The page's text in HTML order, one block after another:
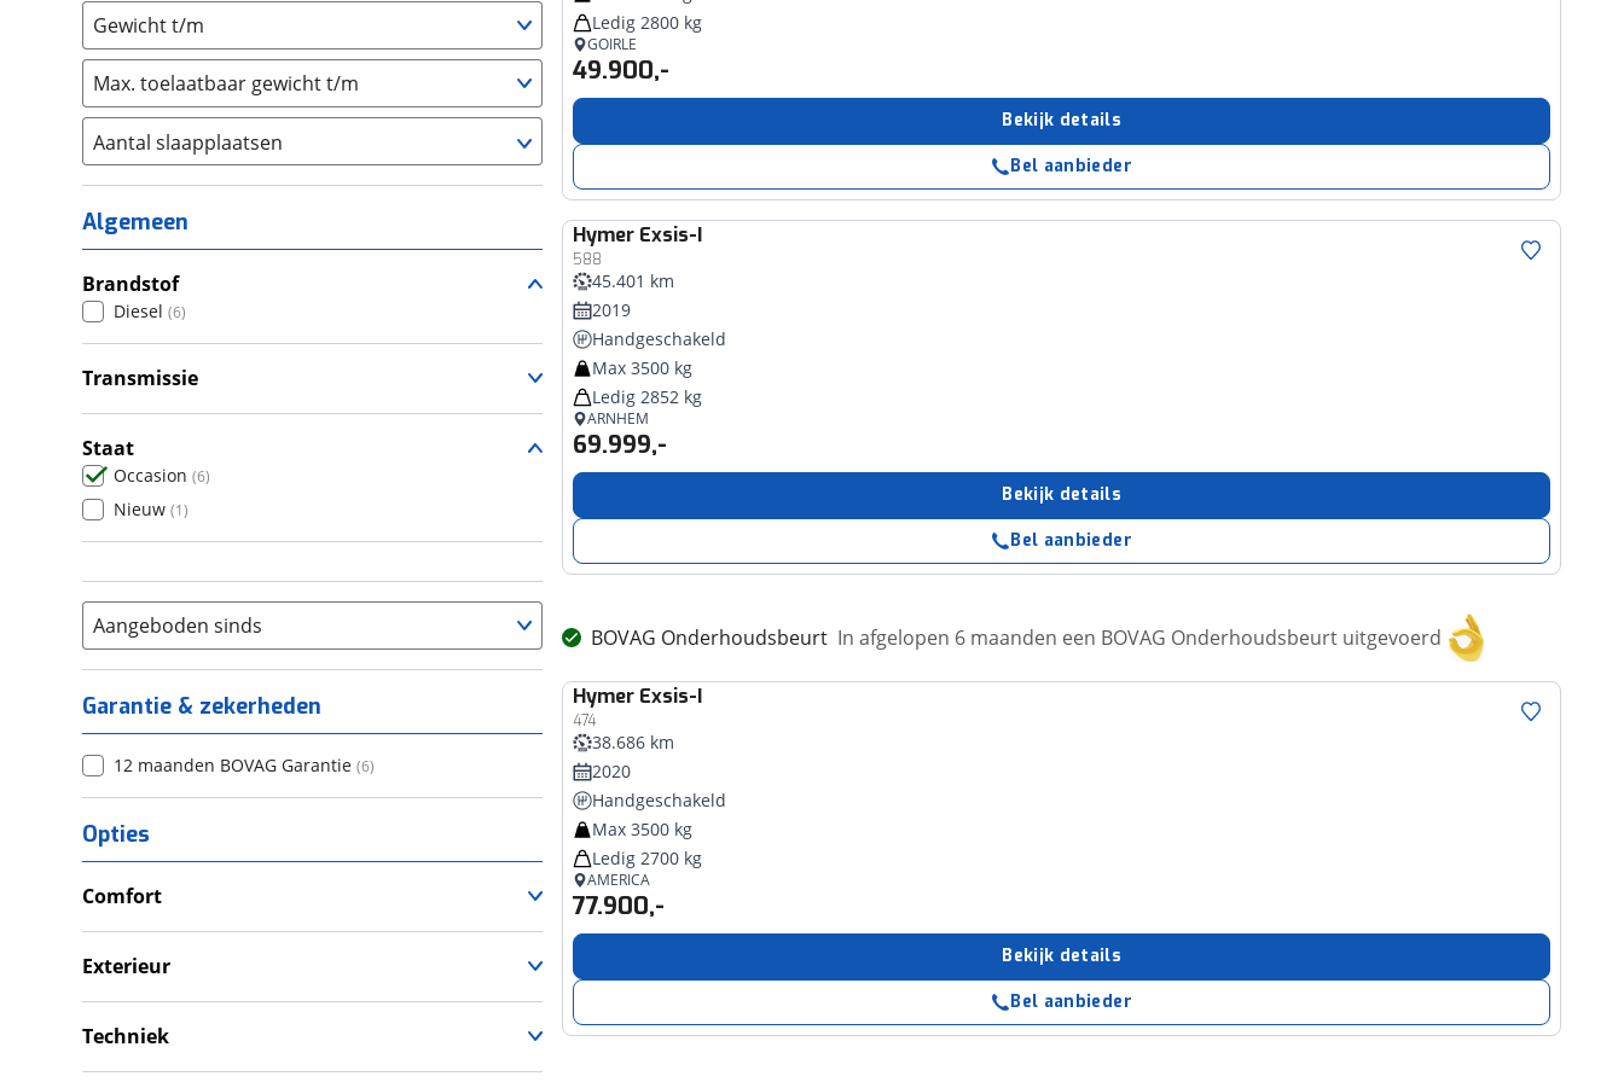
Gewicht t/m
Max. toelaatbaar gewicht t/m
Aantal slaapplaatsen
1 (0)
2 (0)
3 (1)
4 (5)
5 (0)
6+ (0)
Algemeen
Brandstof
Diesel (6)
Transmissie
Staat
Occasion (6)
Nieuw (1)
Aangeboden sinds
Garantie & zekerheden
12 maanden BOVAG Garantie (6)
Opties
Comfort
Televisie
Wasruimte met toilet
Exterieur
Fietsendrager
Techniek
Ledig 2800 kg
GOIRLE
49.900,-
Bekijk details
Bel aanbieder
Hymer Exsis-I
588
45.401 km
2019
Handgeschakeld
Max 3500 kg
Ledig 2852 kg
ARNHEM
69.999,-
Bekijk details
Bel aanbieder
BOVAG Onderhoudsbeurt In afgelopen 6 maanden een BOVAG Onderhoudsbeurt uitgevoerd
Hymer Exsis-I
474
38.686 km
2020
Handgeschakeld
Max 3500 kg
Ledig 2700 kg
AMERICA
77.900,-
Bekijk details
Bel aanbieder